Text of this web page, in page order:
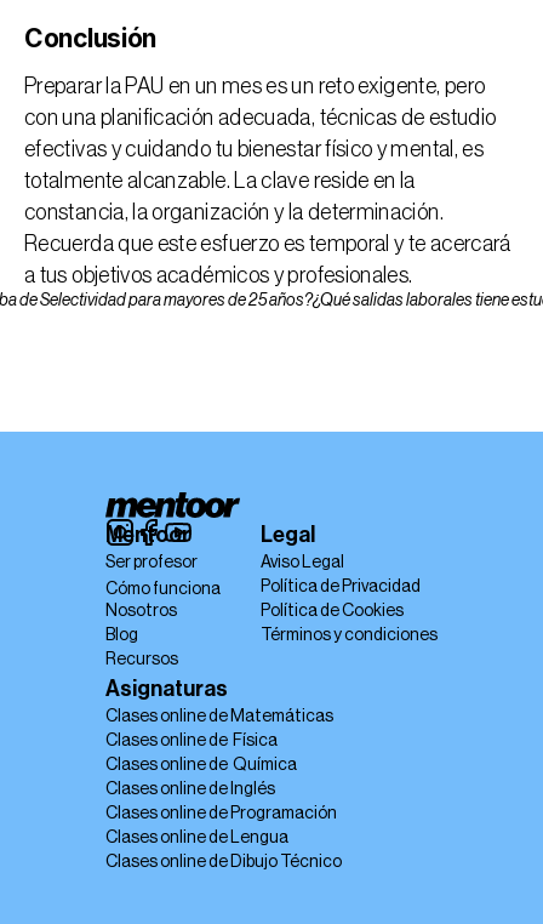
Conclusión
Preparar la PAU en un mes es un reto exigente, pero
con una planificación adecuada, técnicas de estudio
efectivas y cuidando tu bienestar físico y mental, es
totalmente alcanzable. La clave reside en la
constancia, la organización y la determinación.
Recuerda que este esfuerzo es temporal y te acercará
a tus objetivos académicos y profesionales.
de Selectividad para mayores de 25 años?¿Qué salidas laborales tiene
Mentoor
Ser profesor
Cómo funciona
Nosotros
Blog
Recursos
Legal
Aviso Legal
Política de Privacidad
Política de Cookies
Términos y condiciones
Asignaturas
Clases online de Matemáticas
Clases online de  Física
Clases online de  Química
Clases online de Inglés
Clases online de Programación
Clases online de Lengua
Clases online de Dibujo Técnico